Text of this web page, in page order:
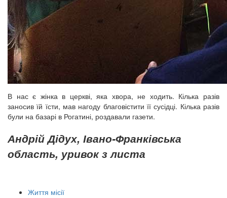
В нас є жінка в церкві, яка хвора, не ходить. Кілька разів
заносив їй їсти, мав нагоду благовістити її сусідці. Кілька разів
були на базарі в Рогатині, роздавали газети.
Андрій Дідух, Івано-Франківська
область, уривок з листа
Життя місії